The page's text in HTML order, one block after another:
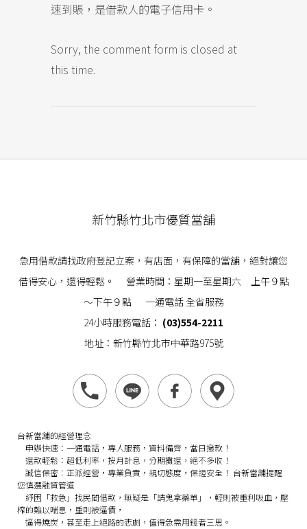
速到賬，是借款人的電子信用卡。
Sorry, the comment form is closed at
this time.
新竹縣竹北市優質當舖
急用借款請找政府登記立案，有店面，有保障的當舖，絕對讓您
借得安心，還得輕鬆。 營業時間：星期一至星期六 上午９點
～下午９點 一通電話 全省服務
24小時服務電話： (03)554-2211
地址：新竹縣竹北市中華路975號
台新當舖的經營理念
申辦快速： 一通電話，專人服務，資料備齊，當日撥款！
還款輕鬆： 超低利率，按月計息，分期攤還，絕不多收！
誠信保密： 正派經營，專業負責，親切態度，保證安全！ 台新當舖提醒
您慎選融資管道
紓困「救急」找民間借款，無疑是「請鬼拿藥單」，輕則被重利吸血，壓
榨的難以喘息，重則被逼債，
逼得燒炭，甚至走上絕路的悲劇，值得急需用錢者三思。